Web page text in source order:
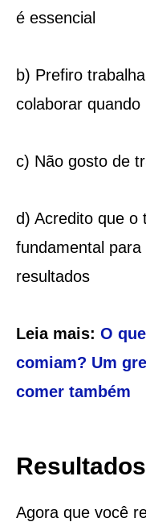
é essencial
b) Prefiro
colaborar quando
c) Não gosto de
d) Acredito que o
fundamental
resultados
Leia mais: O
comiam? Um
comer também
Resultados
Agora que você